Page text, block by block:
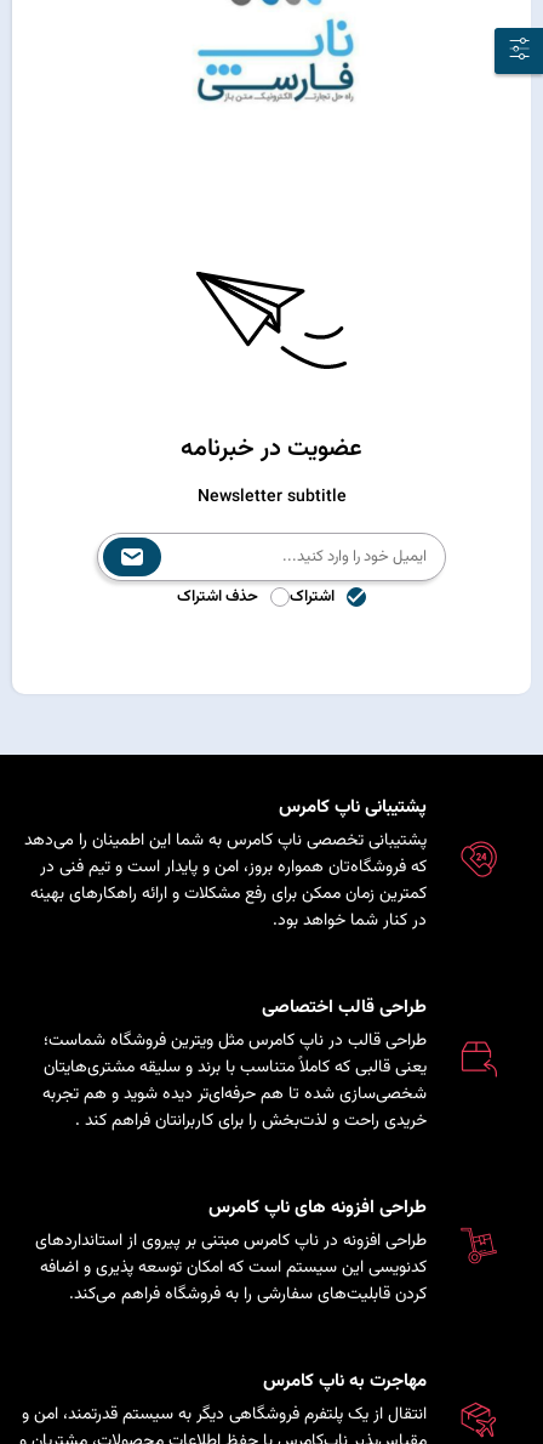
عضویت در خبرنامه
Newsletter subtitle
اشتراک حذف اشتراک
پشتیبانی ناپ کامرس
پشتیبانی تخصصی ناپ کامرس به شما این اطمینان را می‌دهد
که فروشگاه‌تان همواره بروز، امن و پایدار است و تیم فنی در
کمترین زمان ممکن برای رفع مشکلات و ارائه راهکارهای بهینه
در کنار شما خواهد بود.
طراحی قالب اختصاصی
طراحی قالب در ناپ کامرس مثل ویترین فروشگاه شماست؛
یعنی قالبی که کاملاً متناسب با برند و سلیقه مشتری‌هایتان
شخصی‌سازی شده تا هم حرفه‌ای‌تر دیده شوید و هم تجربه
خریدی راحت و لذت‌بخش را برای کاربرانتان فراهم کند .
طراحی افزونه های ناپ کامرس
طراحی افزونه در ناپ کامرس مبتنی بر پیروی از استانداردهای
کدنویسی این سیستم است که امکان توسعه پذیری و اضافه
کردن قابلیت‌های سفارشی را به فروشگاه فراهم می‌کند.
مهاجرت به ناپ کامرس
انتقال از یک پلتفرم فروشگاهی دیگر به سیستم قدرتمند، امن و